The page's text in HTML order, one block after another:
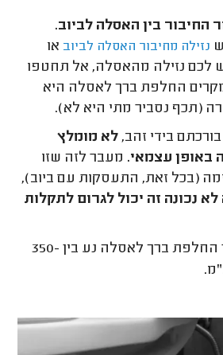
החיבור בין האסלה לביוב.
נזילה מחיבור האסלה לביוב או
לכם נזילה מהאסלה, אל תחטפו
החלפת ברך לאסלה היא
(תכף נסביר מתי היא לא).
בידי זהב,לא מומלץ
באופן עצמאי. מעבר לזה שזו
(בכל זאת, התעסקות עם ביוב),
נכונה זה יכול לגרום לתקלות
בדרך כלל מחיר החלפת ברך לאסלה נע בין 350-